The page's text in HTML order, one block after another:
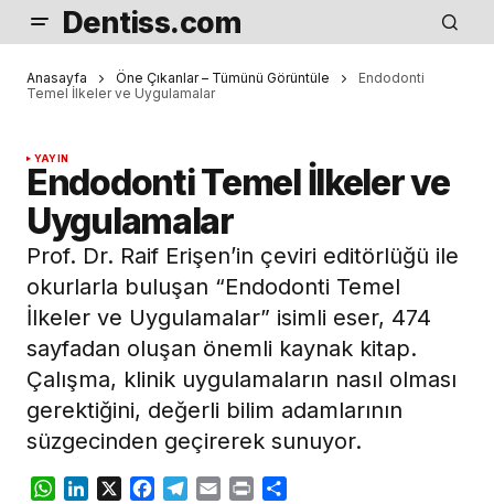
Dentiss.com
Anasayfa Öne Çıkanlar – Tümünü Görüntüle
Endodonti
Temel İlkeler ve Uygulamalar
YAYIN
Endodonti Temel İlkeler ve
Uygulamalar
Prof. Dr. Raif Erişen’in çeviri editörlüğü ile
okurlarla buluşan “Endodonti Temel
İlkeler ve Uygulamalar” isimli eser, 474
sayfadan oluşan önemli kaynak kitap.
Çalışma, klinik uygulamaların nasıl olması
gerektiğini, değerli bilim adamlarının
süzgecinden geçirerek sunuyor.
WhatsApp
LinkedIn
X Facebook
Telegram
Email Print